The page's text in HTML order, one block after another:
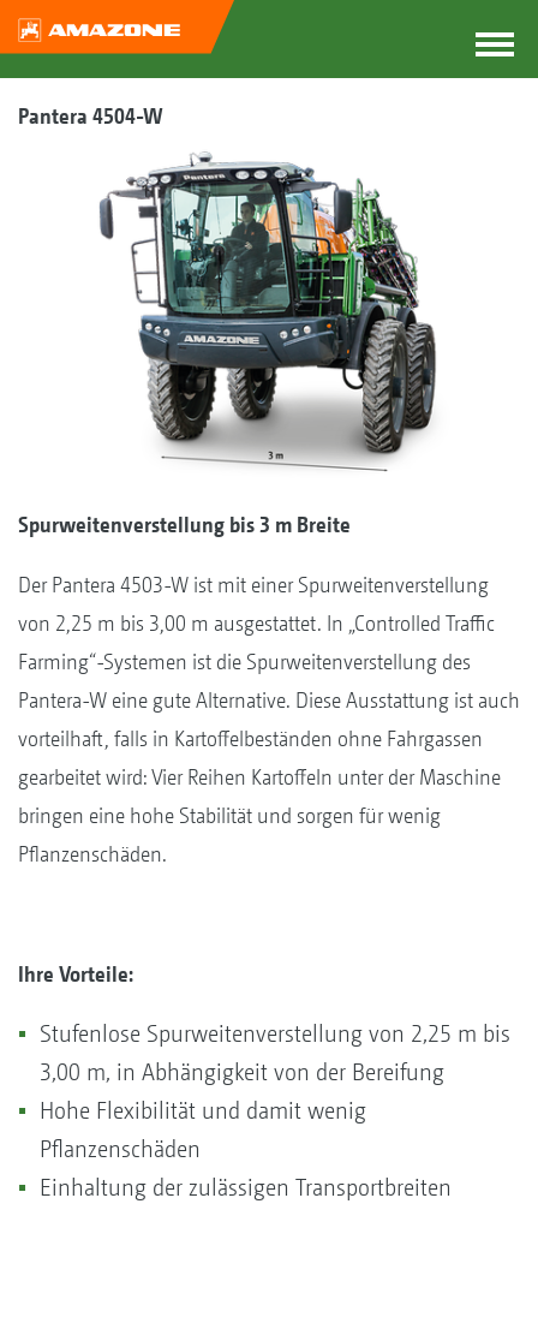
Pantera 4504-W
Spurweitenverstellung bis 3 m Breite
Der Pantera 4503-W ist mit einer Spurweitenverstellung
von 2,25 m bis 3,00 m ausgestattet. In „Controlled Traffic
Farming“-Systemen ist die Spurweitenverstellung des
Pantera-W eine gute Alternative. Diese Ausstattung ist auch
vorteilhaft, falls in Kartoffelbeständen ohne Fahrgassen
gearbeitet wird: Vier Reihen Kartoffeln unter der Maschine
bringen eine hohe Stabilität und sorgen für wenig
Pflanzenschäden.
Ihre Vorteile:
Stufenlose Spurweitenverstellung von 2,25 m bis
3,00 m, in Abhängigkeit von der Bereifung
Hohe Flexibilität und damit wenig
Pflanzenschäden
Einhaltung der zulässigen Transportbreiten